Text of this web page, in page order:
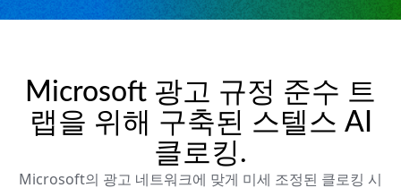
Microsoft 광고 규정 준수 트
랩을 위해 구축된 스텔스 AI
클로킹.
Microsoft의 광고 네트워크에 맞게 미세 조정된 클로킹 시